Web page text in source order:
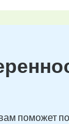
поможет